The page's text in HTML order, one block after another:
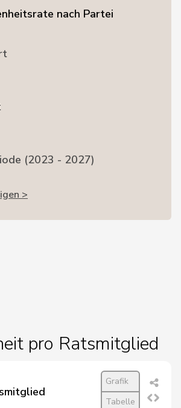
nach Partei
(2023 - 2027)
>
pro Ratsmitglied
Grafik
Tabelle